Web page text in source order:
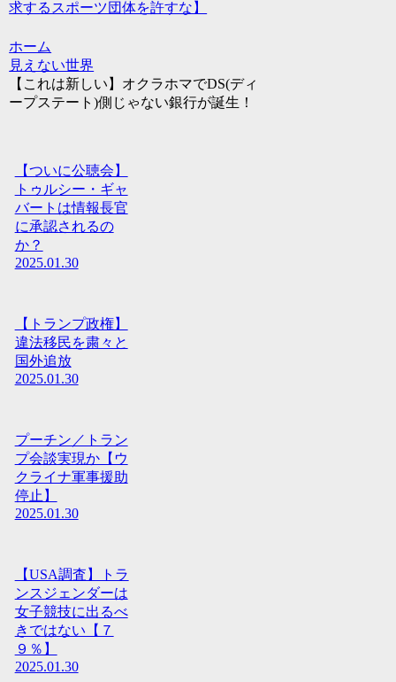
求するスポーツ団体を許すな】
ホーム
見えない世界
【これは新しい】オクラホマでDS(ディ
ープステート)側じゃない銀行が誕生！
【ついに公聴会】
トゥルシー・ギャ
バートは情報長官
に承認されるの
か？
2025.01.30
【トランプ政権】
違法移民を粛々と
国外追放
2025.01.30
プーチン／トラン
プ会談実現か【ウ
クライナ軍事援助
停止】
2025.01.30
【USA調査】トラ
ンスジェンダーは
女子競技に出るべ
きではない【７
９％】
2025.01.30